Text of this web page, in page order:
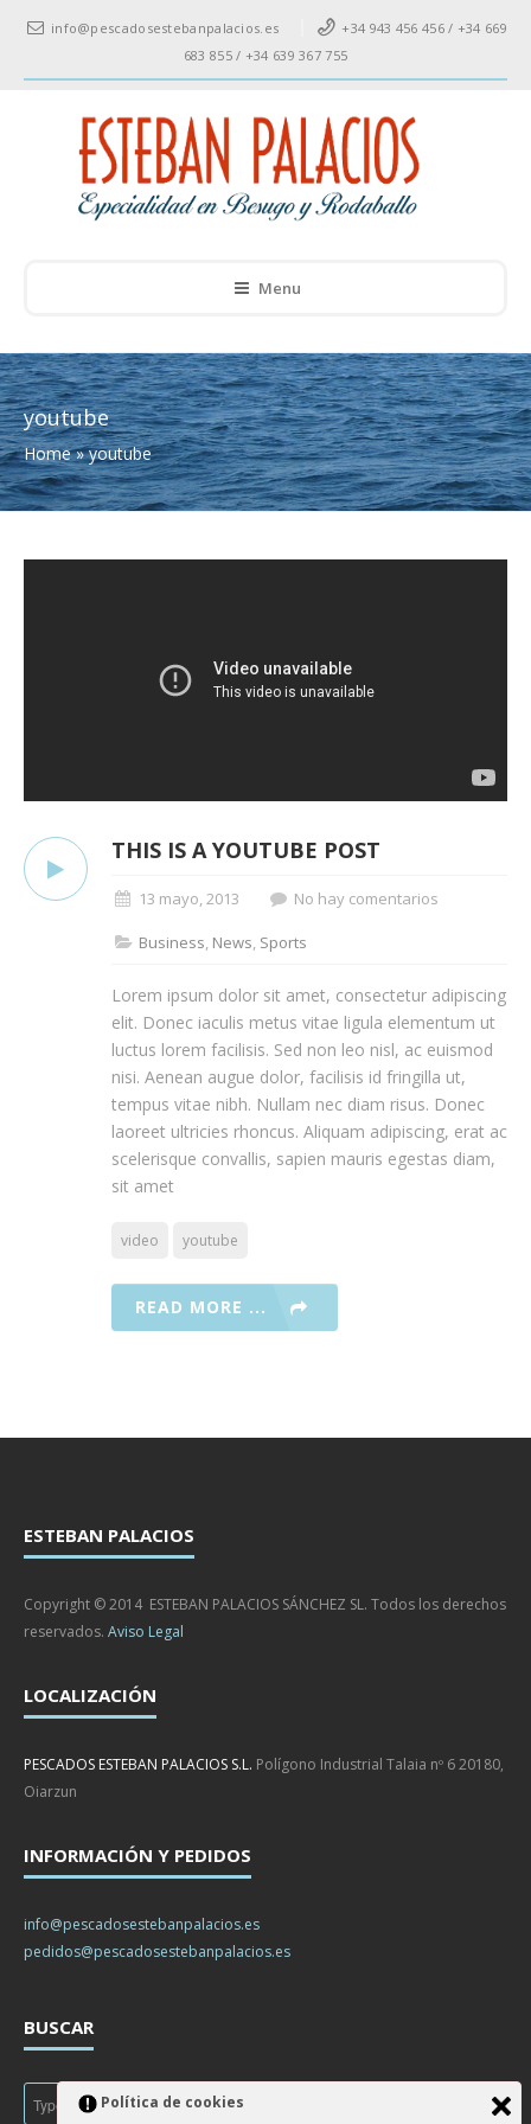
info@pescadosestebanpalacios.es
+34 943 456 456 / +34 669
683 855 / +34 639 367 755
Menu
youtube
Home »youtube
THIS IS A YOUTUBE POST
13 mayo, 2013 No hay comentarios
Business, News, Sports
Lorem ipsum dolor sit amet, consectetur adipiscing
elit. Donec iaculis metus vitae ligula elementum ut
luctus lorem facilisis. Sed non leo nisl, ac euismod
nisi. Aenean augue dolor, facilisis id fringilla ut,
tempus vitae nibh. Nullam nec diam risus. Donec
laoreet ultricies rhoncus. Aliquam adipiscing, erat ac
scelerisque convallis, sapien mauris egestas diam,
sit amet
video youtube
READ MORE ...
ESTEBAN PALACIOS
Copyright © 2014 ESTEBAN PALACIOS SÁNCHEZ SL. Todos los derechos
reservados. Aviso Legal
LOCALIZACIÓN
PESCADOS ESTEBAN PALACIOS S.L. Polígono Industrial Talaia nº 6 20180,
Oiarzun
INFORMACIÓN Y PEDIDOS
info@pescadosestebanpalacios.es
pedidos@pescadosestebanpalacios.es
BUSCAR
Política de cookies